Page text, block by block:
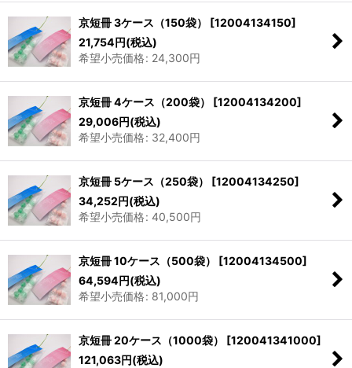
京短冊 3ケース（150袋） [12004134150]
21,754円(税込)
希望小売価格: 24,300円
京短冊 4ケース（200袋） [12004134200]
29,006円(税込)
希望小売価格: 32,400円
京短冊 5ケース（250袋） [12004134250]
34,252円(税込)
希望小売価格: 40,500円
京短冊 10ケース（500袋） [12004134500]
64,594円(税込)
希望小売価格: 81,000円
京短冊 20ケース（1000袋） [120041341000]
121,063円(税込)